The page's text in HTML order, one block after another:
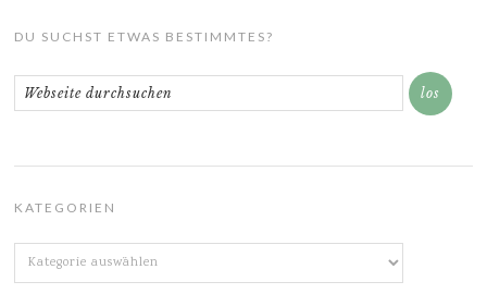
DU SUCHST ETWAS BESTIMMTES?
KATEGORIEN
Kategorien